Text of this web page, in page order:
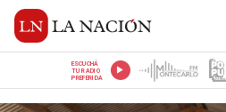
ESCUCHÁ
TU RADIO
PREFERIDA